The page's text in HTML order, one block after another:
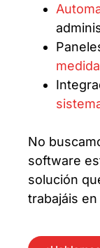
medida
No
software
solución
trabajáis